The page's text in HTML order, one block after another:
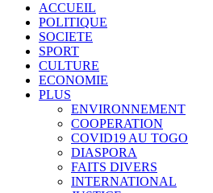
ACCUEIL
POLITIQUE
SOCIETE
SPORT
CULTURE
ECONOMIE
PLUS
ENVIRONNEMENT
COOPERATION
COVID19 AU TOGO
DIASPORA
FAITS DIVERS
INTERNATIONAL